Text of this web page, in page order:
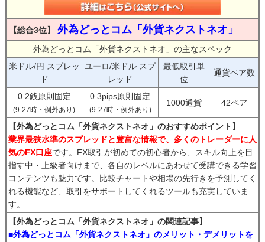
【総合3位】 外為どっとコム「外貨ネクストネオ」
外為どっとコム「外貨ネクストネオ」の主なスペック
米ドル/円 スプレッ
ド
ユーロ/米ドル スプ
レッド
最低取引単
位
通貨ペア数
0.2銭原則固定
(9-27時・例外あり)
0.3pips原則固定
(9-27時・例外あり)
1000通貨 42ペア
【外為どっとコム「外貨ネクストネオ」のおすすめポイント】
業界最狭水準のスプレッドと豊富な情報で、多くのトレーダーに人
気のFX口座です。FX取引が初めての初心者から、スキル向上を目
指す中・上級者向けまで、各自のレベルにあわせて受講できる学習
コンテンツも魅力です。比較チャートや相場の先行きを予測してく
れる機能など、取引をサポートしてくれるツールも充実していま
す。
【外為どっとコム「外貨ネクストネオ」の関連記事】
■外為どっとコム「外貨ネクストネオ」のメリット・デメリットを